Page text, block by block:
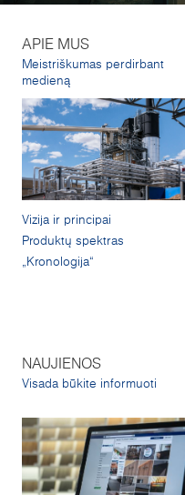
APIE MUS
Meistriškumas perdirbant
medieną
Vizija ir principai
Produktų spektras
„Kronologija“
NAUJIENOS
Visada būkite informuoti